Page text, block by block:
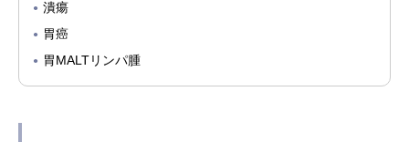
潰瘍
胃癌
胃MALTリンパ腫